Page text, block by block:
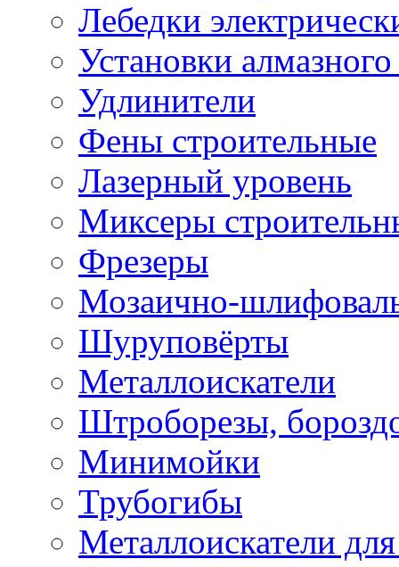
Лебедки
Установки
Удлинители
Фены строительные
Лазерный уровень
Миксеры
Фрезеры
Мозаично-
Шуруповёрты
Металлоискатели
Штроборезы,
Минимойки
Трубогибы
Металлоискатели